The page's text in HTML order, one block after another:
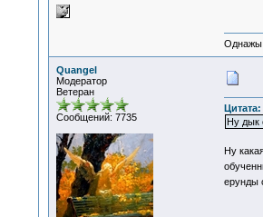
Однажы
Quangel
Модератор
Ветеран
Сообщений: 7735
Ну дык
Ну
ерунды